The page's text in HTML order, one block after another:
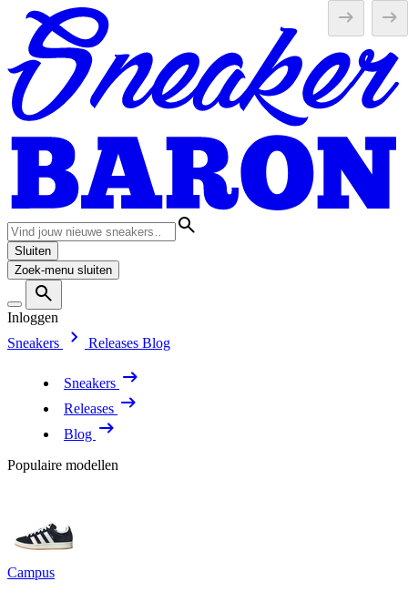
Sluiten
Zoek-menu sluiten
Inloggen
Sneakers
Releases Blog
Sneakers
Releases
Blog
Populaire modellen
Campus